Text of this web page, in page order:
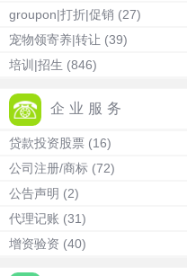
groupon|打折|促销 (27)
宠物领寄养|转让 (39)
培训|招生 (846)
企业服务
贷款投资股票 (16)
公司注册/商标 (72)
公告声明 (2)
代理记账 (31)
增资验资 (40)